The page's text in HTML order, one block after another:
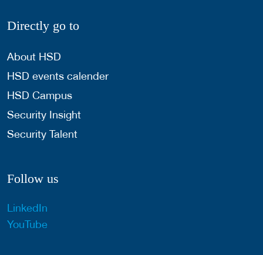
Directly go to
About HSD
HSD events calender
HSD Campus
Security Insight
Security Talent
Follow us
LinkedIn
YouTube